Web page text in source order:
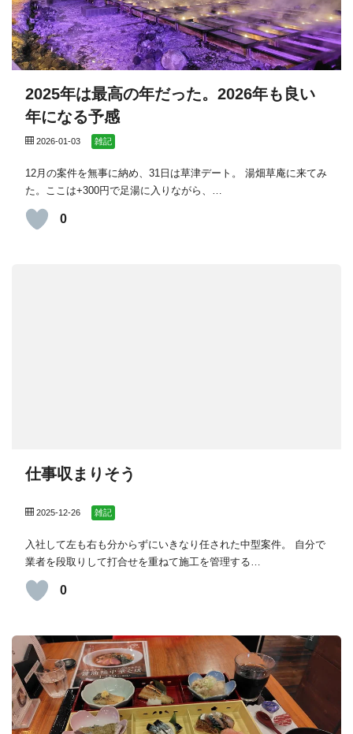
2025年は最高の年だった。2026年も良い
年になる予感
2026-01-03 雑記
12月の案件を無事に納め、31日は草津デート。 湯畑草庵に来てみ
た。ここは+300円で足湯に入りながら、…
0
仕事収まりそう
2025-12-26 雑記
入社して左も右も分からずにいきなり任された中型案件。 自分で
業者を段取りして打合せを重ねて施工を管理する…
0